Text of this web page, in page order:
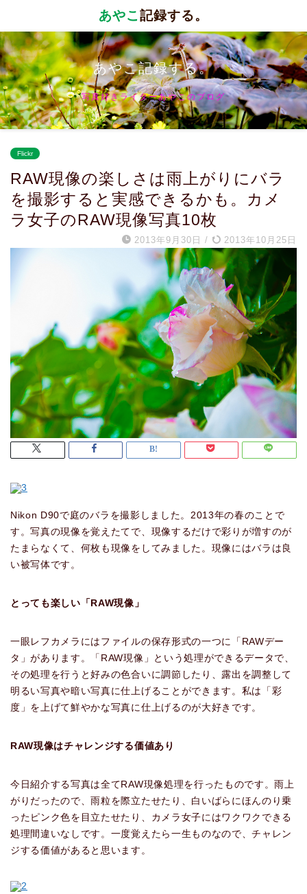
あやこ記録する。
あやこ記録する。
写真好きライターあやこのブログ
Flickr
RAW現像の楽しさは雨上がりにバラ
を撮影すると実感できるかも。カメ
ラ女子のRAW現像写真10枚
2013年9月30日 / 2013年10月25日
Nikon D90で庭のバラを撮影しました。2013年の春のことで
す。写真の現像を覚えたてで、現像するだけで彩りが増すのが
たまらなくて、何枚も現像をしてみました。現像にはバラは良
い被写体です。
とっても楽しい「RAW現像」
一眼レフカメラにはファイルの保存形式の一つに「RAWデー
タ」があります。「RAW現像」という処理ができるデータで、
その処理を行うと好みの色合いに調節したり、露出を調整して
明るい写真や暗い写真に仕上げることができます。私は「彩
度」を上げて鮮やかな写真に仕上げるのが大好きです。
RAW現像はチャレンジする価値あり
今日紹介する写真は全てRAW現像処理を行ったものです。雨上
がりだったので、雨粒を際立たせたり、白いばらにほんのり乗
ったピンク色を目立たせたり、カメラ女子にはワクワクできる
処理間違いなしです。一度覚えたら一生ものなので、チャレン
ジする価値があると思います。